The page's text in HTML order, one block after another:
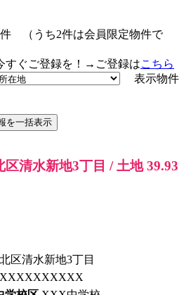
件 （うち2件は会員限定物件で
すぐご登録を！→ご登録はこちら
表示物件
清水新地3丁目 / 土地 39.93
区清水新地3丁目